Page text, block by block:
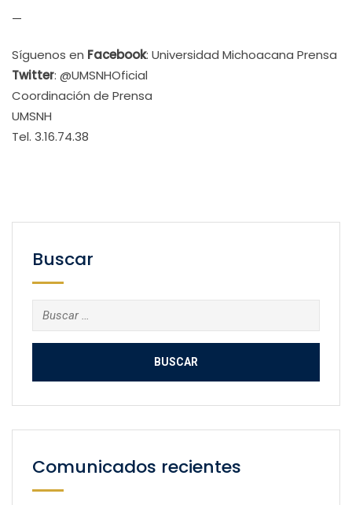
—
Síguenos en Facebook: Universidad Michoacana Prensa
Twitter: @UMSNHOficial
Coordinación de Prensa
UMSNH
Tel. 3.16.74.38
Buscar
Buscar:
Comunicados recientes